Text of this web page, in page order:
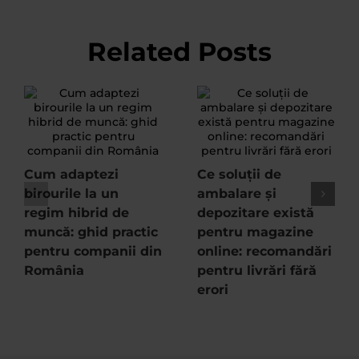
Related Posts
Cum adaptezi
birourile la un
regim hibrid de
muncă: ghid practic
pentru companii din
România
Ce soluții de
ambalare și
depozitare există
pentru magazine
online: recomandări
pentru livrări fără
erori